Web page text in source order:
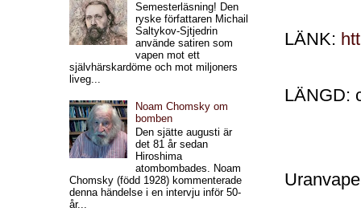
LÄNK:
LÄNGD:
Semesterläsning! Den
ryske författaren Michail
Saltykov-Sjtjedrin
använde satiren som
vapen mot ett
självhärskardöme och mot miljoners
liveg...
Noam Chomsky om
bomben
Den sjätte augusti är
det 81 år sedan
Hiroshima
atombombades. Noam
Chomsky (född 1928) kommenterade
denna händelse i en intervju inför 50-
år...